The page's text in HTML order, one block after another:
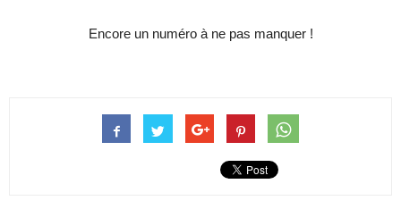
Encore un numéro à ne pas manquer !